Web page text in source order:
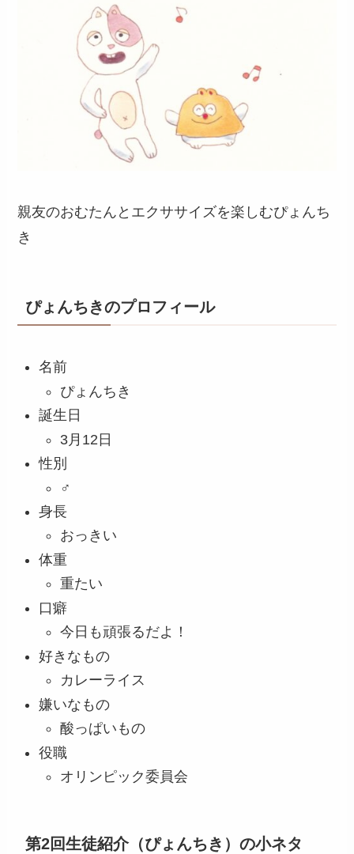
親友のおむたんとエクササイズを楽しむぴょんち
き
ぴょんちきのプロフィール
名前
ぴょんちき
誕生日
3月12日
性別
♂
身長
おっきい
体重
重たい
口癖
今日も頑張るだよ！
好きなもの
カレーライス
嫌いなもの
酸っぱいもの
役職
オリンピック委員会
第2回生徒紹介（ぴょんちき）の小ネタ